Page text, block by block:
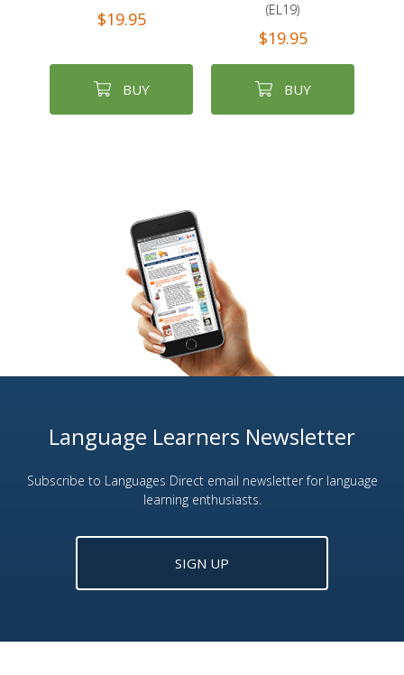
$19.95
BUY
(EL19)
$19.95
BUY
Language Learners Newsletter
Subscribe to Languages Direct email newsletter for language
learning enthusiasts.
SIGN UP